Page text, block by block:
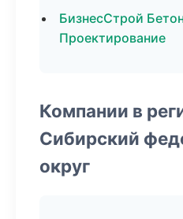
БизнесСтрой
Проектирование
Компании в
Сибирский
округ